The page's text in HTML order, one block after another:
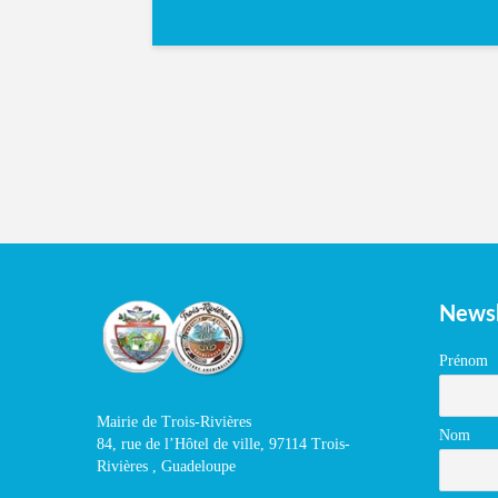
Mairie de Trois-Rivières
84, rue de l’Hôtel de ville, 97114 Trois-
Rivières , Guadeloupe
Prénom
Nom